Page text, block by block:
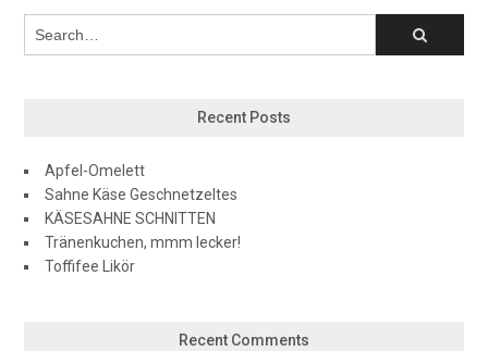
Recent Posts
Apfel-Omelett
Sahne Käse Geschnetzeltes
KÄSESAHNE SCHNITTEN
Tränenkuchen, mmm lecker!
Toffifee Likör
Recent Comments